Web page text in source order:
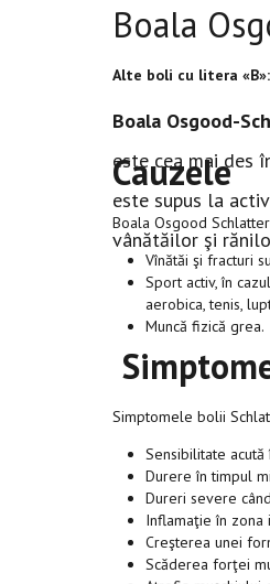
Boala
Alte boli cu litera «B»:
Boala Osgood-
este cea mai des
este supus la
vânătăilor şi
Cauzele
Boala Osgood
Vînătăi şi fracturi
Sport activ, în
aerobica, tenis,
Muncă fizică grea.
Simptomele bolii
Sensibilitate
Durere în timpul
Dureri severe
Inflamaţie în zona
Creşterea unei
Scăderea forţei